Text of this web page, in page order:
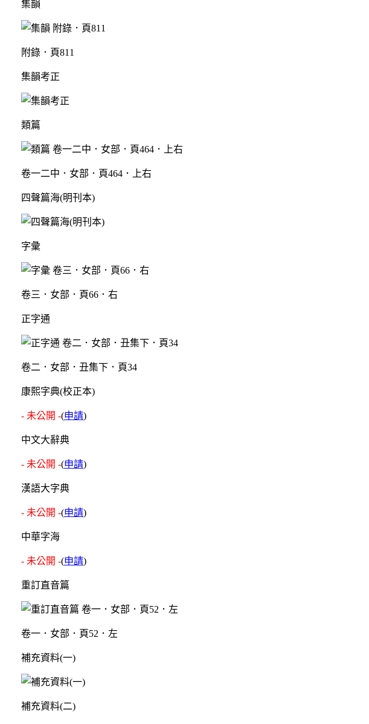
集韻
附錄．頁811
集韻考正
類篇
卷一二中．女部．頁464．上右
四聲篇海(明刊本)
字彙
卷三．女部．頁66．右
正字通
卷二．女部．丑集下．頁34
康熙字典(校正本)
- 未公開 -(申請)
中文大辭典
- 未公開 -(申請)
漢語大字典
- 未公開 -(申請)
中華字海
- 未公開 -(申請)
重訂直音篇
卷一．女部．頁52．左
補充資料(一)
補充資料(二)